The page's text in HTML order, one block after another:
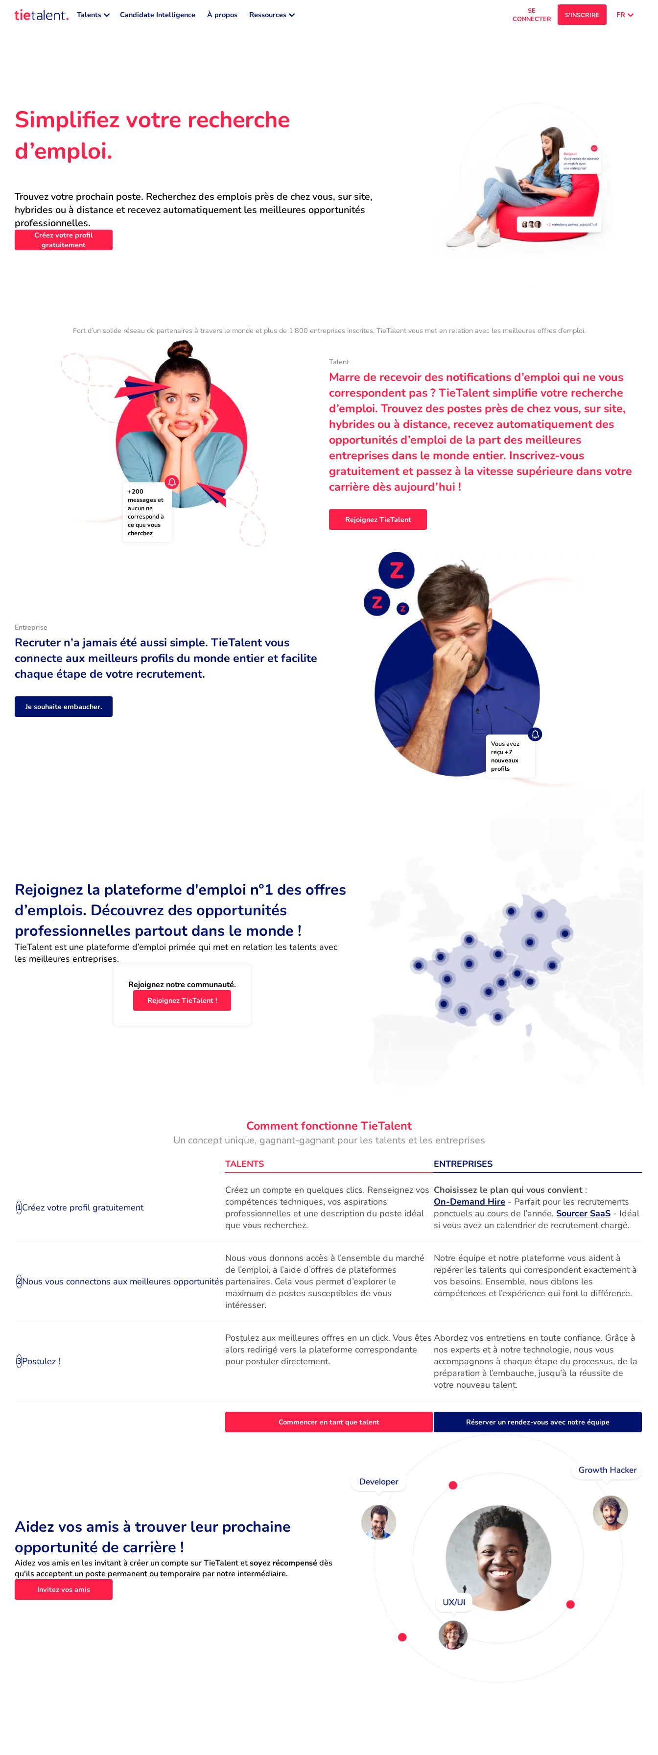
Talents Candidate Intelligence À propos Ressources
SE
CONNECTER
S'INSCRIRE FR
Simplifiez votre recherche
d’emploi.
Trouvez votre prochain poste. Recherchez des emplois près de chez vous, sur site,
hybrides ou à distance et recevez automatiquement les meilleures opportunités
professionnelles.
Créez votre profil
gratuitement
Fort d’un solide réseau de partenaires à travers le monde et plus de 1'800 entreprises inscrites, TieTalent vous met en relation avec les meilleures offres d’emploi.
+200
messages et
aucun ne
correspond à
ce que vous
cherchez
Talent
Marre de recevoir des notifications d’emploi qui ne vous
correspondent pas ? TieTalent simplifie votre recherche
d’emploi. Trouvez des postes près de chez vous, sur site,
hybrides ou à distance, recevez automatiquement des
opportunités d’emploi de la part des meilleures
entreprises dans le monde entier. Inscrivez-vous
gratuitement et passez à la vitesse supérieure dans votre
carrière dès aujourd’hui !
Rejoignez TieTalent
Vous avez
reçu +7
nouveaux
profils
Entreprise
Recruter n’a jamais été aussi simple. TieTalent vous
connecte aux meilleurs profils du monde entier et facilite
chaque étape de votre recrutement.
Je souhaite embaucher.
Rejoignez la plateforme d'emploi n°1 des offres
d’emplois. Découvrez des opportunités
professionnelles partout dans le monde !
TieTalent est une plateforme d’emploi primée qui met en relation les talents avec
les meilleures entreprises.
Rejoignez notre communauté.
Rejoignez TieTalent !
Comment fonctionne TieTalent
Un concept unique, gagnant-gagnant pour les talents et les entreprises
TALENTS ENTREPRISES
1Créez votre profil gratuitement
Créez un compte en quelques clics. Renseignez vos
compétences techniques, vos aspirations
professionnelles et une description du poste idéal
que vous recherchez.
Choisissez le plan qui vous convient :
On-Demand Hire - Parfait pour les recrutements
ponctuels au cours de l’année. Sourcer SaaS - Idéal
si vous avez un calendrier de recrutement chargé.
2Nous vous connectons aux meilleures opportunités
Nous vous donnons accès à l’ensemble du marché
de l’emploi, a l’aide d’offres de plateformes
partenaires. Cela vous permet d’explorer le
maximum de postes susceptibles de vous
intéresser.
Notre équipe et notre plateforme vous aident à
repérer les talents qui correspondent exactement à
vos besoins. Ensemble, nous ciblons les
compétences et l’expérience qui font la différence.
3Postulez !
Postulez aux meilleures offres en un click. Vous êtes
alors redirigé vers la plateforme correspondante
pour postuler directement.
Abordez vos entretiens en toute confiance. Grâce à
nos experts et à notre technologie, nous vous
accompagnons à chaque étape du processus, de la
préparation à l’embauche, jusqu’à la réussite de
votre nouveau talent.
Commencer en tant que talent Réserver un rendez-vous avec notre équipe
Aidez vos amis à trouver leur prochaine
opportunité de carrière !
Aidez vos amis en les invitant à créer un compte sur TieTalent et soyez récompensé dès
qu'ils acceptent un poste permanent ou temporaire par notre intermédiaire.
Invitez vos amis